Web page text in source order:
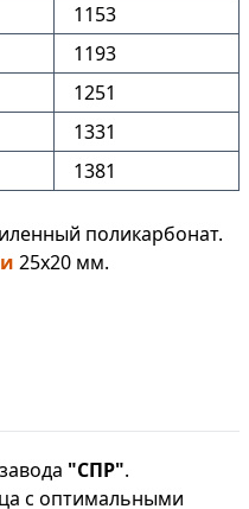
1153
1193
1251
1331
1381
поликарбонат.
25х20 мм.
"СПР".
с оптимальными